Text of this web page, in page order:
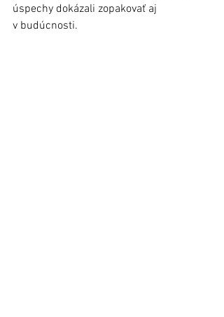
úspechy dokázali zopakovať aj
v budúcnosti.